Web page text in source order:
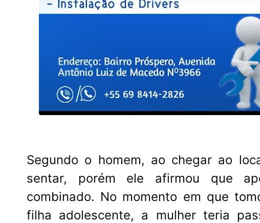
Segundo o homem, ao chegar ao
sentar, porém ele afirmou que
combinado. No momento em que
filha adolescente, a mulher teria